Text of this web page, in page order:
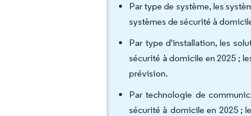
Par type de système, les
systèmes de sécurité à
Par type d'installation, les
sécurité à domicile en 2025 ;
prévision.
Par technologie de
sécurité à domicile en 2025 ;